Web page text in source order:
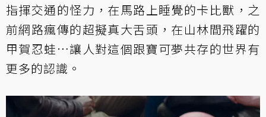
指揮交通的怪力，在馬路上睡覺的卡比獸，之
前網路瘋傳的超擬真大舌頭，在山林間飛躍的
甲賀忍蛙…讓人對這個跟寶可夢共存的世界有
更多的認識。